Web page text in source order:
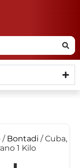
/ Bontadi / Cuba,
1 Kilo